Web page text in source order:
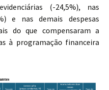
(-24,5%), nas
e nas demais despesas
do que compensaram a
à programação financeira